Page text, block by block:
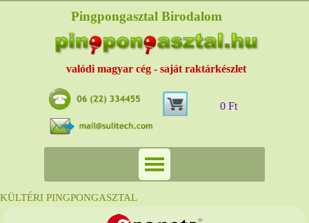
0 Ft
Pingpongasztal Birodalom
valódi magyar cég - saját raktárkészlet
KÜLTÉRI PINGPONGASZTAL